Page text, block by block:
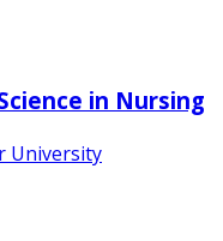
in Nursing
University